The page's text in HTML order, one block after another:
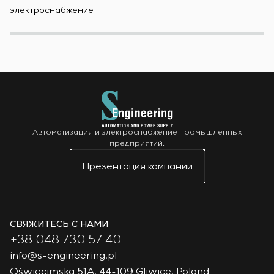
электроснабжение
Автоматизация и электроснабжение промышленных
предприятий.
Презентация компании
СВЯЖИТЕСЬ С НАМИ
+38 048 730 57 40
info@s-engineering.pl